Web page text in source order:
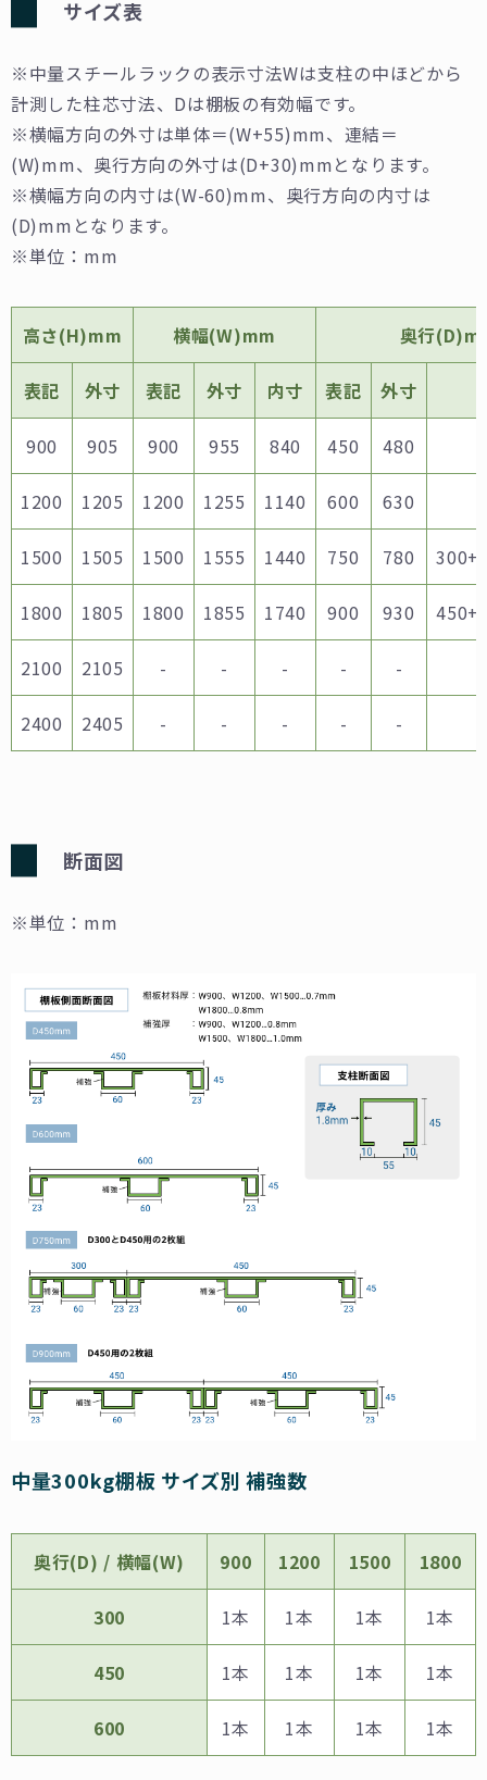
サイズ表
※中量スチールラックの表示寸法Wは支柱の中ほどから
計測した柱芯寸法、Dは棚板の有効幅です。
※横幅方向の外寸は単体＝(W+55)mm、連結＝
(W)mm、奥行方向の外寸は(D+30)mmとなります。
※横幅方向の内寸は(W-60)mm、奥行方向の内寸は
(D)mmとなります。
※単位：mm
⾼さ(H)mm 横幅(W)mm 奥⾏
表記 外寸 表記 外寸 内寸 表記 外寸
900 905 900 955 840 450 480
1200 1205 1200 1255 1140 600 630
1500 1505 1500 1555 1440 750 780
1800 1805 1800 1855 1740 900 930
2100 2105 - - - - -
2400 2405 - - - - -
断面図
※単位：mm
中量300kg棚板 サイズ別 補強数
奥⾏(D) / 横幅(W) 900 1200 1500 1800
300 1本 1本 1本 1本
450 1本 1本 1本 1本
600 1本 1本 1本 1本